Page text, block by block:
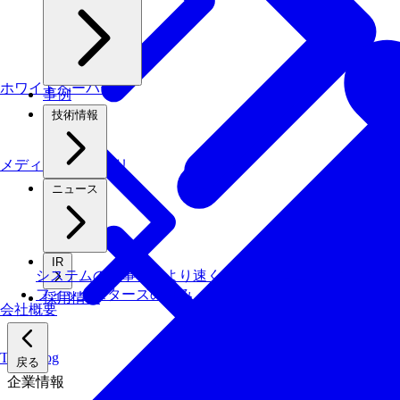
ホワイトペーパー
Tech Blog
メディアライブラリ
事例
技術情報
ニュース
IR
採用情報
戻る
企業情報
会社概要
システムの仕事を、より速く・安く・省エネでこなす技
フィックスターズの​強み